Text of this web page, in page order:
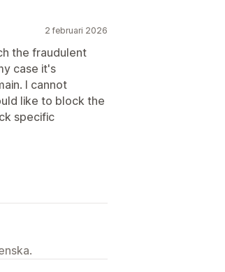
2 februari 2026
the fraudulent
case it's
I cannot
like to block the
specific